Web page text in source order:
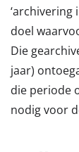
‘archivering
doel
Die
jaar)
die periode
nodig voor